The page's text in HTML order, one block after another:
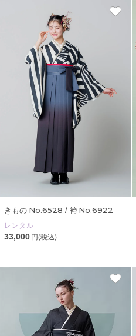
きもの No.6528 / 袴 No.6922
レンタル
33,000 円(税込)